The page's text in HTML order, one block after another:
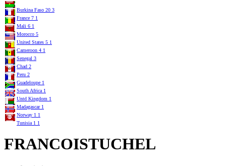
Burkina Faso 20 3
France 7 1
Mali 6 1
Morocco 5
United States 5 1
Cameroon 4 1
Senegal 3
Chad 2
Peru 2
Guadeloupe 1
South Africa 1
Untd Kingdom 1
Madagascar 1
Norway 1 1
Tunisia 1 1
FRANCOISTUCHEL